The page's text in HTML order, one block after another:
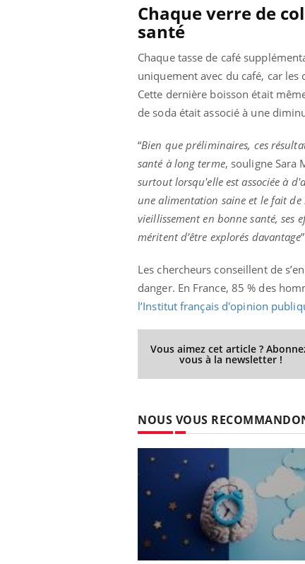
Chaque verre de
santé
Chaque tasse de café
uniquement avec du café, car
Cette dernière boisson était
de soda était associé à une
“Bien que préliminaires, ces
santé à long terme, souligne Sara
surtout lorsqu'elle est associée à
une alimentation saine et le fait
vieillissement en bonne santé, ses
méritent d’être explorés davantage
Les chercheurs conseillent de
danger. En France, 85 % des
l’Institut français d'opinion
Vous aimez cet article ?
vous à la newsletter !
NOUS VOUS